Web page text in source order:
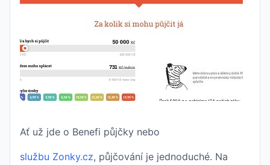
Ať už jde o Benefi půjčky nebo
službu Zonky.cz, půjčování je jednoduché. Na